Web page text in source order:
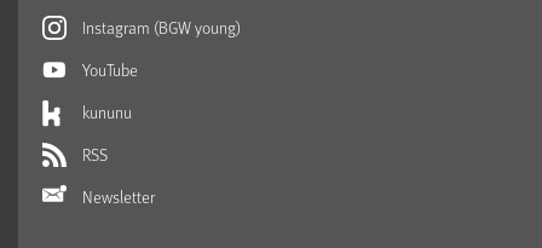
Instagram (BGW young)
YouTube
kununu
RSS
Newsletter